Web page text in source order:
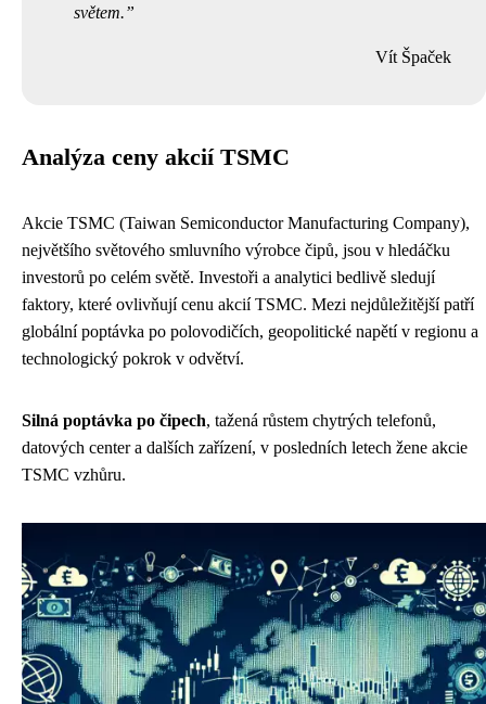
světem.
Vít Špaček
Analýza ceny akcií TSMC
Akcie TSMC (Taiwan Semiconductor Manufacturing Company),
největšího světového smluvního výrobce čipů, jsou v hledáčku
investorů po celém světě. Investoři a analytici bedlivě sledují
faktory, které ovlivňují cenu akcií TSMC. Mezi nejdůležitější patří
globální poptávka po polovodičích, geopolitické napětí v regionu a
technologický pokrok v odvětví.
Silná poptávka po čipech, tažená růstem chytrých telefonů,
datových center a dalších zařízení, v posledních letech žene akcie
TSMC vzhůru.